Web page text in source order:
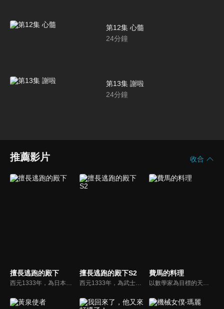
第12集 心髓
24分鐘
第13集 謝啦
24分鐘
推薦影片 收合
擅長逃跑的殿下
西元1333年，為日本的武士治國打下基礎的鎌倉幕府，因為深得信賴的幕臣・足立高氏的謀反而滅亡。失去一切、被推入絕望深淵的幕府正統繼承人・北条時行，在自稱是神的神官・諏訪頼重的指引下逃出了化為焦土的鐮倉……。時行在逃亡到諏訪後，遇見了值得信賴的夥伴，並慢慢累積奪回鐮倉所需的力量。面對時代變遷的驚濤駭浪，與「戰鬥」、「死亡」的武士生存之道背道而馳，時行選擇以「逃跑」、「求生」克服困境。開始於這英雄眾多的亂世，時行重新奪回天下的鬼抓人遊戲將如何發展呢――。
擅長逃跑的殿下S2
西元1333年，為武士統治日本奠定基石的鎌倉幕府，因其所信任的幕臣——足利尊氏的謀反而宣告滅亡。失去了一切、被推入絕望深淵的幕府正統繼承人——北条時行，在自稱為神的神官——諏訪賴重的手中引導下，逃離了化為一片火海的鎌倉……。在逃亡抵達的諏訪之地，時行與值得信賴的夥伴結成了「逃少黨」，並藉由「逃跑」與「活下去」來克服重重苦難，逐漸磨練出作為率領大軍之將領的實力。另一方面，在京都的尊氏其權力正穩步擴張，而在鎌倉，以尊氏之弟——直義為首的新統治也正大受歡迎。在時代更迭的巨大浪潮中，時行奪回天下的這場捉迷藏，其結局將會走向何方——。
費馬的料理
以數學家為目標的天才少年北田岳，在數學奧林匹克的選拔賽上被現實的殘酷所擊潰。就在此時，他碰上了野心的神祕廚師朝倉海，並以此為契機被帶進料理的世界中。沒想到藉由岳的思考能力，竟能打造出一道道讓人驚嘆的料理，他作為料理人的才能也就此綻放。